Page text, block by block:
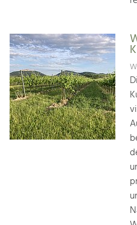
Increase in Regional Value